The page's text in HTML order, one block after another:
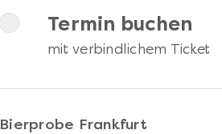
Termin buchen
mit verbindlichem Ticket
Bierprobe Frankfurt